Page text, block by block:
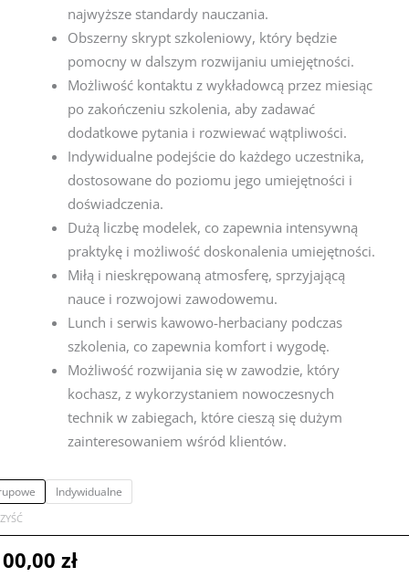
najwyższe standardy nauczania.
Obszerny skrypt szkoleniowy, który będzie
pomocny w dalszym rozwijaniu umiejętności.
Możliwość kontaktu z wykładowcą przez miesiąc
po zakończeniu szkolenia, aby zadawać
dodatkowe pytania i rozwiewać wątpliwości.
Indywidualne podejście do każdego uczestnika,
dostosowane do poziomu jego umiejętności i
doświadczenia.
Dużą liczbę modelek, co zapewnia intensywną
praktykę i możliwość doskonalenia umiejętności.
Miłą i nieskrępowaną atmosferę, sprzyjającą
nauce i rozwojowi zawodowemu.
Lunch i serwis kawowo-herbaciany podczas
szkolenia, co zapewnia komfort i wygodę.
Możliwość rozwijania się w zawodzie, który
kochasz, z wykorzystaniem nowoczesnych
technik w zabiegach, które cieszą się dużym
zainteresowaniem wśród klientów.
Indywidualne
zł